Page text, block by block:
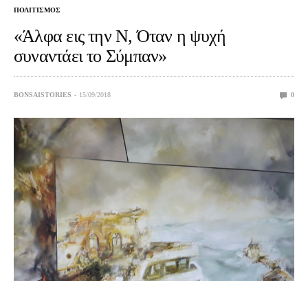
ΠΟΛΙΤΙΣΜΟΣ
«Άλφα εις την Ν, Όταν η ψυχή
συναντάει το Σύμπαν»
BONSAISTORIES 15/09/2018 0